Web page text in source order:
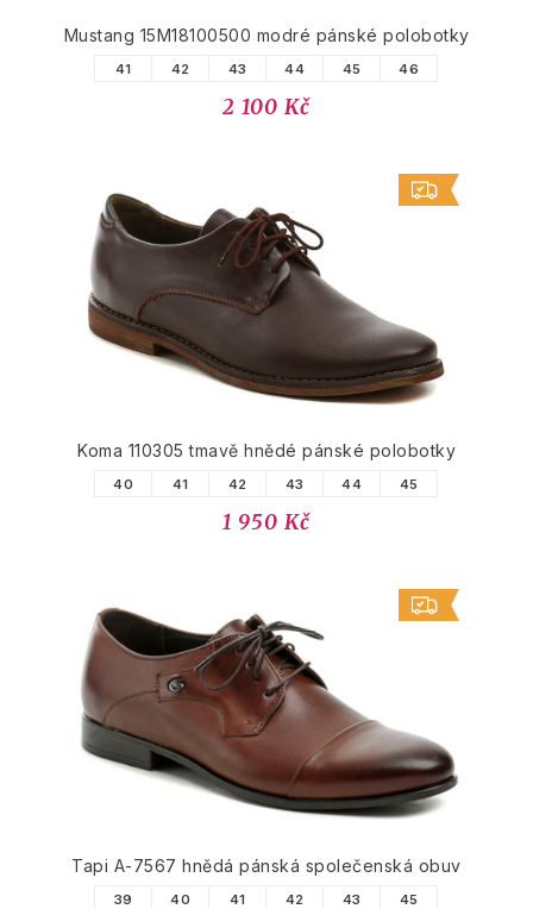
Mustang 15M18100500 modré pánské polobotky
41 42 43 44 45 46
2 100 Kč
Koma 110305 tmavě hnědé pánské polobotky
40 41 42 43 44 45
1 950 Kč
Tapi A-7567 hnědá pánská společenská obuv
39 40 41 42 43 45